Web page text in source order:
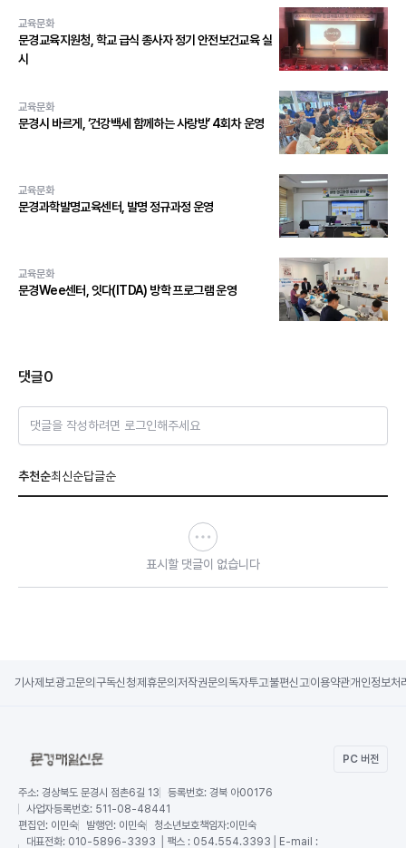
교육문화
문경교육지원청, 학교 급식 종사자 정기 안전보건교육 실
시
교육문화
문경시 바르게, ‘건강백세 함께하는 사랑방’ 4회차 운영
교육문화
문경과학발명교육센터, 발명 정규과정 운영
교육문화
문경Wee센터, 잇다(ITDA) 방학 프로그램 운영
댓글0
댓글을 작성하려면 로그인해주세요
추천순최신순답글순
표시할 댓글이 없습니다
기사제보광고문의 구독신청제휴문의 저작권문의 독자투고불편신고이용약관개인정보처
PC 버전
주소: 경상북도 문경시 점촌6길 13 등록번호: 경북 아00176
사업자등록번호: 511-08-48441
편집인: 이민숙 발행인: 이민숙 청소년보호책임자:이민숙
대표전화: 010-5896-3393 │팩스 : 054.554.3393│E-mail :